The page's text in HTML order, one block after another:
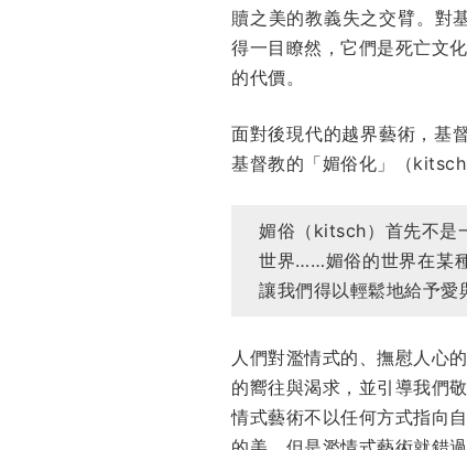
贖之美的教義失之交臂。對
得一目瞭然，它們是死亡文
的代價。
面對後現代的越界藝術，基
基督教的「媚俗化」（
媚俗（kitsch）首先不是
世界……媚俗的世界在某
讓我們得以輕鬆地給予愛
人們對濫情式的、撫慰人心
的嚮往與渴求，並引導我們
情式藝術不以任何方式指向